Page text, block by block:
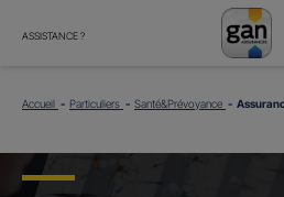
ASSISTANCE ?
Accueil Particuliers Santé&Prévoyance